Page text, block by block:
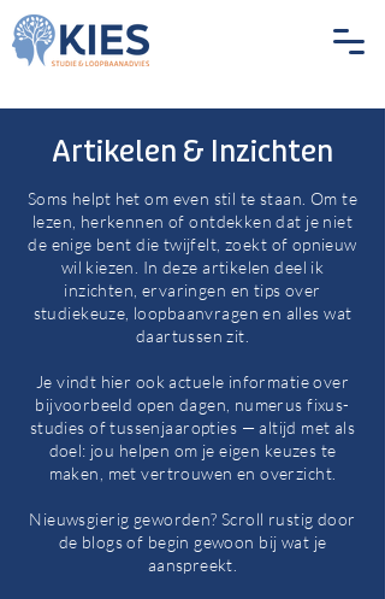
Blog
Artikelen & Inzichten
Soms helpt het om even stil te staan. Om te
lezen, herkennen of ontdekken dat je niet
de enige bent die twijfelt, zoekt of opnieuw
wil kiezen. In deze artikelen deel ik
inzichten, ervaringen en tips over
studiekeuze, loopbaanvragen en alles wat
daartussen zit.
Je vindt hier ook actuele informatie over
bijvoorbeeld open dagen, numerus fixus-
studies of tussenjaaropties — altijd met als
doel: jou helpen om je eigen keuzes te
maken, met vertrouwen en overzicht.
Nieuwsgierig geworden? Scroll rustig door
de blogs of begin gewoon bij wat je
aanspreekt.